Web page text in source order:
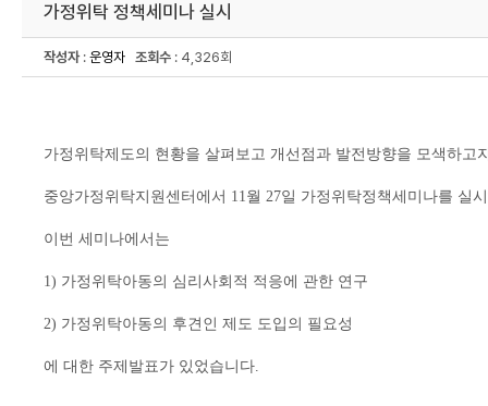
가정위탁 정책세미나 실시
작성자: 운영자 조회수 : 4,326회
가정위탁제도의 현황을 살펴보고 개선점과 발전방향을 모색하고
중앙가정위탁지원센터에서 11월 27일 가정위탁정책세미나를 실
이번 세미나에서는
1) 가정위탁아동의 심리사회적 적응에 관한 연구
2) 가정위탁아동의 후견인 제도 도입의 필요성
에 대한 주제발표가 있었습니다.